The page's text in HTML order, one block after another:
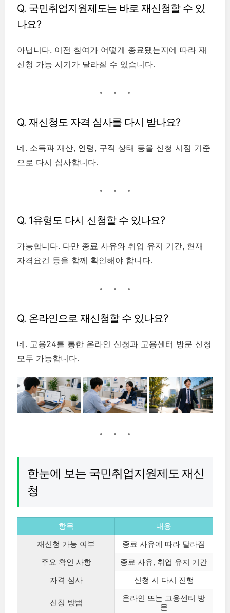
Q. 국민취업지원제도는 바로 재신청할 수 있
나요?
아닙니다. 이전 참여가 어떻게 종료됐는지에 따라 재
신청 가능 시기가 달라질 수 있습니다.
Q. 재신청도 자격 심사를 다시 받나요?
네. 소득과 재산, 연령, 구직 상태 등을 신청 시점 기준
으로 다시 심사합니다.
Q. 1유형도 다시 신청할 수 있나요?
가능합니다. 다만 종료 사유와 취업 유지 기간, 현재
자격요건 등을 함께 확인해야 합니다.
Q. 온라인으로 재신청할 수 있나요?
네. 고용24를 통한 온라인 신청과 고용센터 방문 신청
모두 가능합니다.
한눈에 보는 국민취업지원제도 재신
청
항목
내용
재신청 가능 여부
종료 사유에 따라 달라짐
주요 확인 사항
종료 사유, 취업 유지 기간
자격 심사
신청 시 다시 진행
신청 방법
온라인 또는 고용센터 방
문